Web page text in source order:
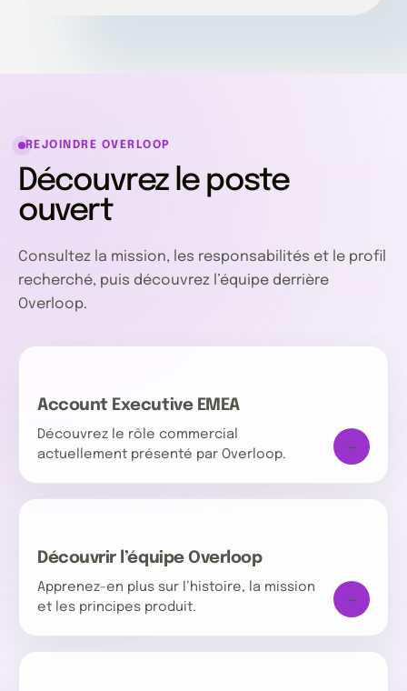
REJOINDRE OVERLOOP
Découvrez le poste
ouvert
Consultez la mission, les responsabilités et le profil
recherché, puis découvrez l’équipe derrière
Overloop.
Account Executive EMEA
Découvrez le rôle commercial
actuellement présenté par Overloop.
→
Découvrir l’équipe Overloop
Apprenez-en plus sur l’histoire, la mission
et les principes produit.
→